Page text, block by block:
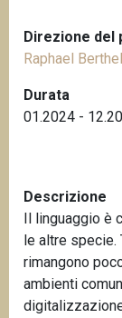
l
e
d
p
a
Direzione del
Raphael
Durata
01.2024 -
Descrizione
Il linguaggio
le altre
rimangono
ambienti